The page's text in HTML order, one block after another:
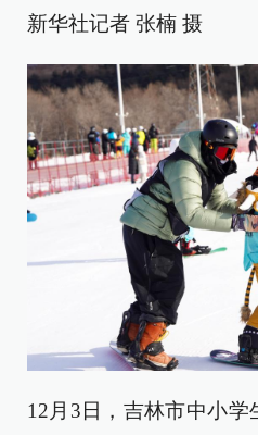
新华社记者 张楠 摄
12月3日，吉林市中小